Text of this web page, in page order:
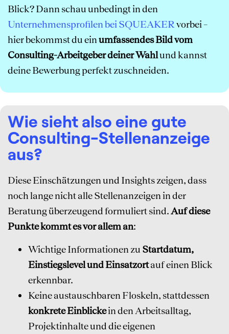
Blick? Dann schau unbedingt in den
Unternehmensprofilen bei SQUEAKER vorbei –
hier bekommst du einumfassendes Bild vom
Consulting-Arbeitgeber deiner Wahlund kannst
deine Bewerbung perfekt zuschneiden.
Wie sieht also eine gute
Consulting-Stellenanzeige
aus?
Diese Einschätzungen und Insights zeigen, dass
noch lange nicht alle Stellenanzeigen in der
Beratung überzeugend formuliert sind.Auf diese
Punkte kommt es vor allem an:
Wichtige Informationen zu Startdatum,
Einstiegslevel und Einsatzortauf einen Blick
erkennbar.
Keine austauschbaren Floskeln, stattdessen
konkrete Einblickein den Arbeitsalltag,
Projektinhalte und die eigenen